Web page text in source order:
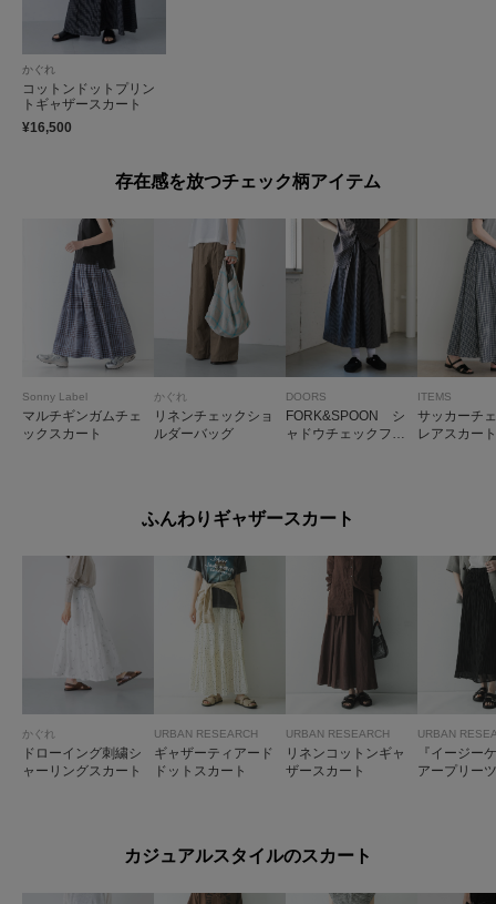
かぐれ
コットンドットプリン
トギャザースカート
¥16,500
存在感を放つチェック柄アイテム
Sonny Label
マルチギンガムチェ
ックスカート
かぐれ
リネンチェックショ
ルダーバッグ
DOORS
FORK&SPOON シ
ャドウチェックフレ
ITEMS
サッカーチ
レアスカート
ふんわりギャザースカート
かぐれ
ドローイング刺繍シ
ャーリングスカート
URBAN RESEARCH
ギャザーティアード
ドットスカート
URBAN RESEARCH
リネンコットンギャ
ザースカート
URBAN
『イージー
アープリー
カジュアルスタイルのスカート